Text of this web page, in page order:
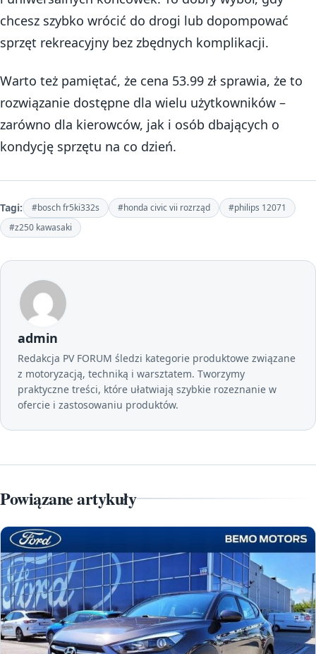
chcesz szybko wrócić do drogi lub dopompować
sprzęt rekreacyjny bez zbędnych komplikacji.
Warto też pamiętać, że cena 53.99 zł sprawia, że to
rozwiązanie dostępne dla wielu użytkowników –
zarówno dla kierowców, jak i osób dbających o
kondycję sprzętu na co dzień.
Tagi: #bosch fr5ki332s #honda civic vii rozrząd
#philips 12071
#z250 kawasaki
admin
Redakcja PV FORUM śledzi kategorie produktowe związane
z motoryzacją, techniką i warsztatem. Tworzymy
praktyczne treści, które ułatwiają szybkie rozeznanie w
ofercie i zastosowaniu produktów.
Powiązane artykuły